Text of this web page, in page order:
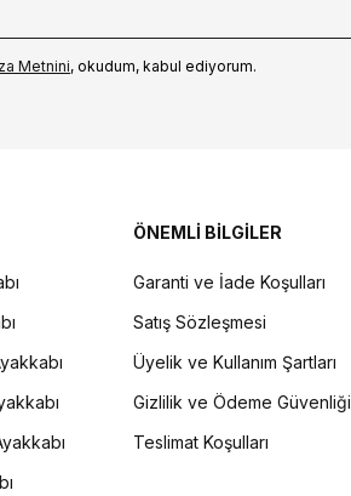
Metni‌ni, okudum, kabul ediyorum.
ÖNEMLİ BİLGİLER
Garanti ve İade Koşulları
Satış Sözleşmesi
Üyelik ve Kullanım Şartları
Gizlilik ve Ödeme Güvenliği
Teslimat Koşulları